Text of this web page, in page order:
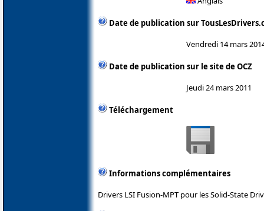
Date de publication sur
Vendredi 14 mars
Date de publication sur le site de OCZ
Jeudi 24 mars 2011
Téléchargement
Informations complémentaires
Drivers LSI Fusion-MPT pour les Solid-State